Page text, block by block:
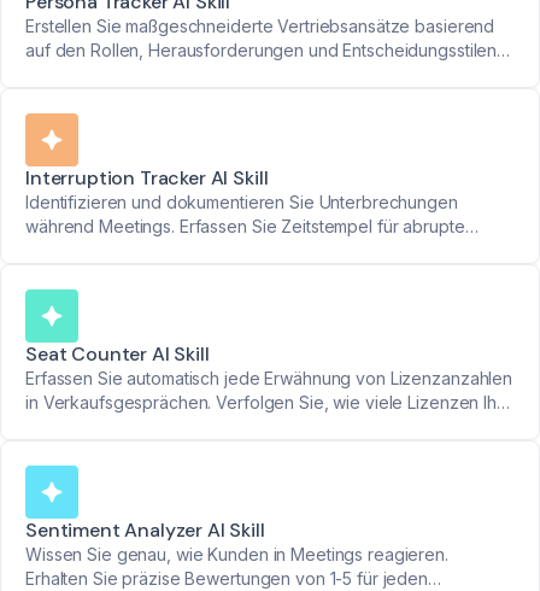
Erstellen Sie maßgeschneiderte Vertriebsansätze basierend
auf den Rollen, Herausforderungen und Entscheidungsstilen
Interruption Tracker AI Skill
Identifizieren und dokumentieren Sie Unterbrechungen
während Meetings. Erfassen Sie Zeitstempel für abrupte
Seat Counter AI Skill
Erfassen Sie automatisch jede Erwähnung von Lizenzanzahlen
in Verkaufsgesprächen. Verfolgen Sie, wie viele Lizenzen Ihre
Sentiment Analyzer AI Skill
Wissen Sie genau, wie Kunden in Meetings reagieren.
Erhalten Sie präzise Bewertungen von 1-5 für jeden